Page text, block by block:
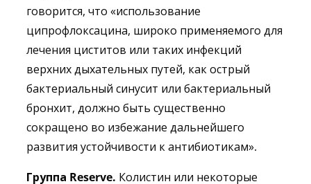
говорится, что «использование
ципрофлоксацина, широко применяемого для
лечения циститов или таких инфекций
верхних дыхательных путей, как острый
бактериальный синусит или бактериальный
бронхит, должно быть существенно
сокращено во избежание дальнейшего
развития устойчивости к антибиотикам».
Группа Reserve. Колистин или некоторые